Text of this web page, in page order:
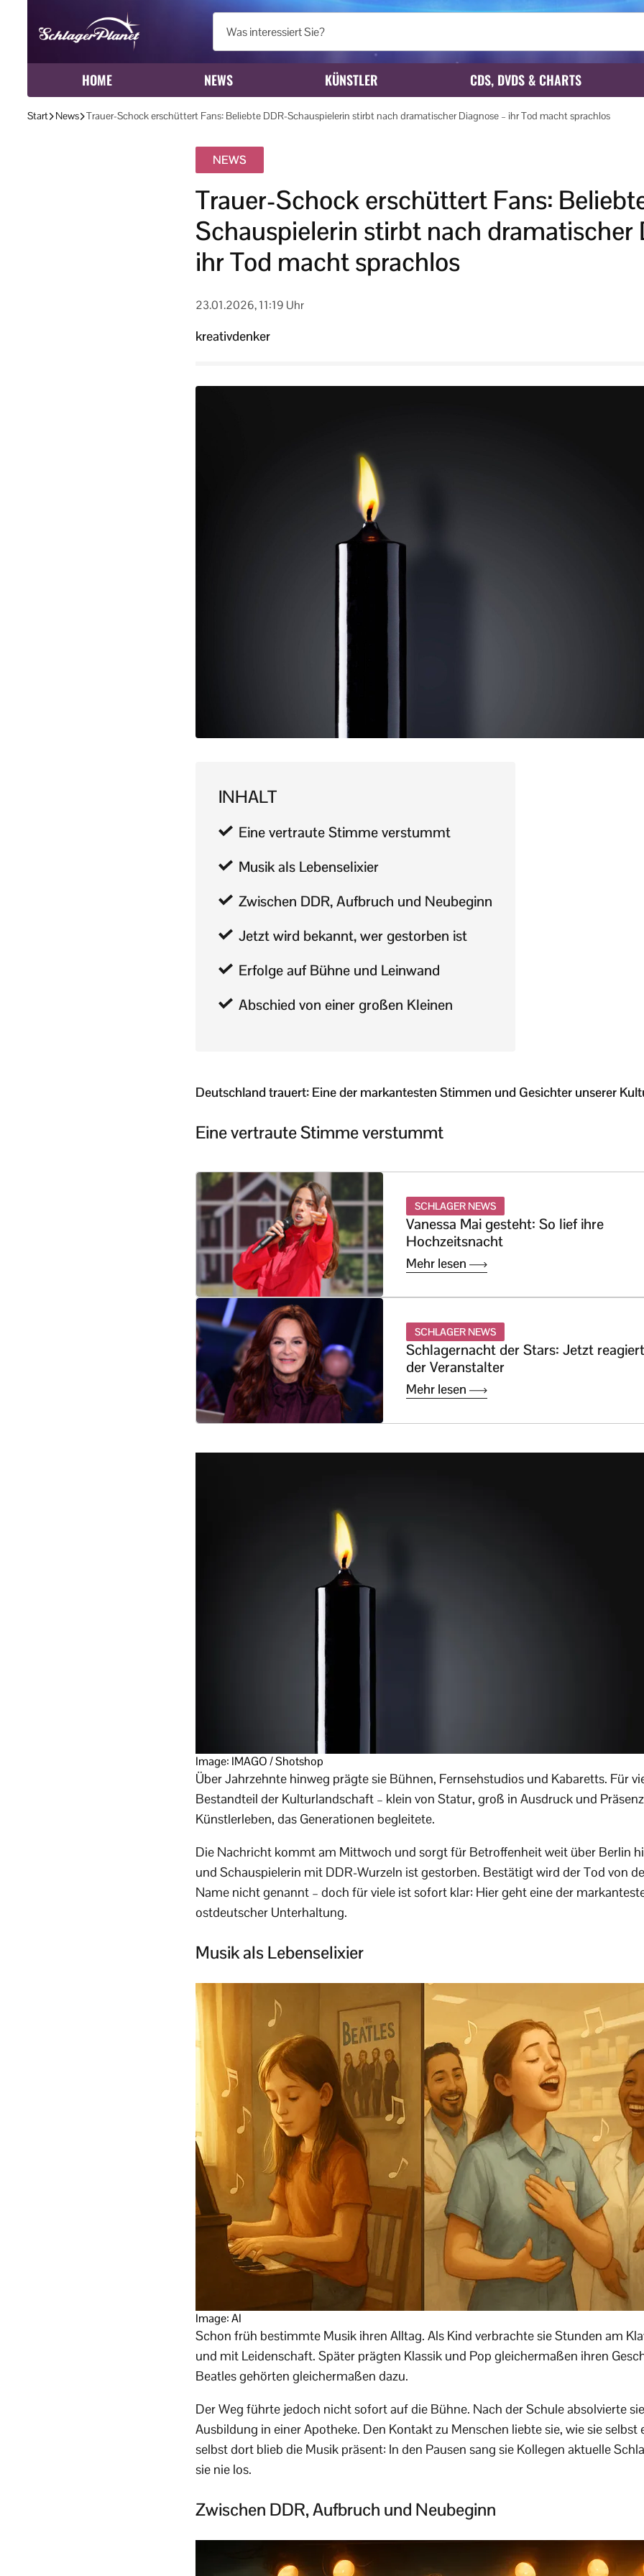
HOME NEWS KÜNSTLER CDS, DVDS & CHARTS
Start News Trauer-Schock erschüttert Fans: Beliebte DDR-Schauspielerin stirbt nach dramatischer Diagnose – ihr Tod macht sprachlos
NEWS
Trauer-Schock erschüttert Fans:
Schauspielerin stirbt nach dramatischer
ihr Tod macht sprachlos
23.01.2026, 11:19 Uhr
kreativdenker
INHALT
Eine vertraute Stimme verstummt
Musik als Lebenselixier
Zwischen DDR, Aufbruch und Neubeginn
Jetzt wird bekannt, wer gestorben ist
Erfolge auf Bühne und Leinwand
Abschied von einer großen Kleinen
Deutschland trauert: Eine der markantesten Stimmen und Gesichter unserer
Eine vertraute Stimme verstummt
SCHLAGER NEWS
Vanessa Mai gesteht: So lief ihre
Hochzeitsnacht
Mehr lesen
SCHLAGER NEWS
Schlagernacht der Stars: Jetzt reagiert
der Veranstalter
Mehr lesen
Image: IMAGO / Shotshop
Über Jahrzehnte hinweg prägte sie Bühnen, Fernsehstudios und Kabaretts. Für
Bestandteil der Kulturlandschaft – klein von Statur, groß in Ausdruck und
Künstlerleben, das Generationen begleitete.
Die Nachricht kommt am Mittwoch und sorgt für Betroffenheit weit über Berlin
und Schauspielerin mit DDR-Wurzeln ist gestorben. Bestätigt wird der Tod von
Name nicht genannt – doch für viele ist sofort klar: Hier geht eine der
ostdeutscher Unterhaltung.
Musik als Lebenselixier
Image: AI
Schon früh bestimmte Musik ihren Alltag. Als Kind verbrachte sie Stunden am
und mit Leidenschaft. Später prägten Klassik und Pop gleichermaßen ihren
Beatles gehörten gleichermaßen dazu.
Der Weg führte jedoch nicht sofort auf die Bühne. Nach der Schule absolvierte
Ausbildung in einer Apotheke. Den Kontakt zu Menschen liebte sie, wie sie selbst
selbst dort blieb die Musik präsent: In den Pausen sang sie Kollegen aktuelle
sie nie los.
Zwischen DDR, Aufbruch und Neubeginn